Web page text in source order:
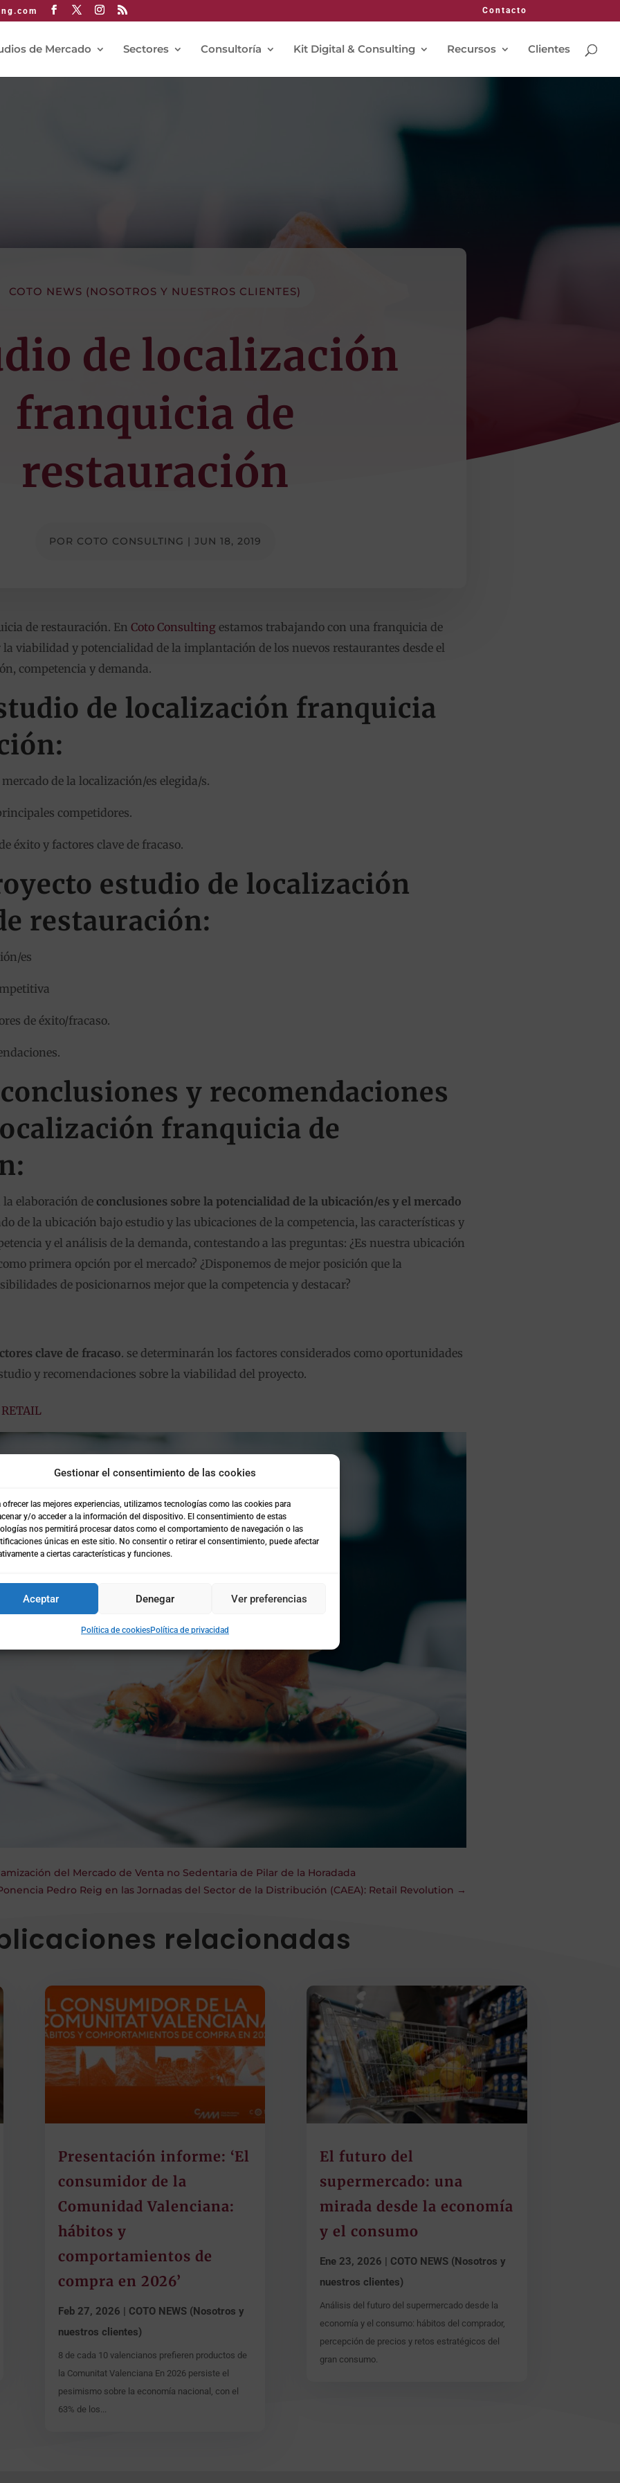
Gestionar el consentimiento de las cookies
ofrecer las mejores experiencias, utilizamos tecnologías como las cookies para
y/o acceder a la información del dispositivo. El consentimiento de estas
nos permitirá procesar datos como el comportamiento de navegación o las
únicas en este sitio. No consentir o retirar el consentimiento, puede afectar
a ciertas características y funciones.
Aceptar Denegar Ver preferencias
Política de cookiesPolítica de privacidad
Contacto
de Mercado Sectores Consultoría Kit Digital & Consulting Recursos Clientes
COTO NEWS (NOSOTROS Y NUESTROS CLIENTES)
de localización
franquicia de
restauración
POR COTO CONSULTING | JUN 18, 2019
de restauración. En Coto Consulting estamos trabajando con una franquicia de
viabilidad y potencialidad de la implantación de los nuevos restaurantes desde el
competencia y demanda.
de localización franquicia
de la localización/es elegida/s.
competidores.
éxito y factores clave de fracaso.
estudio de localización
restauración:
es
de éxito/fracaso.
y recomendaciones
franquicia de
elaboración de conclusiones sobre la potencialidad de la ubicación/es y el mercado
de la ubicación bajo estudio y las ubicaciones de la competencia, las características y
y el análisis de la demanda, contestando a las preguntas: ¿Es nuestra ubicación
primera opción por el mercado? ¿Disponemos de mejor posición que la
de posicionarnos mejor que la competencia y destacar?
clave de fracaso. se determinarán los factores considerados como oportunidades
y recomendaciones sobre la viabilidad del proyecto.
del Mercado de Venta no Sedentaria de Pilar de la Horadada
Pedro Reig en las Jornadas del Sector de la Distribución (CAEA): Retail Revolution →
relacionadas
Presentación informe: ‘El
consumidor de la
Comunidad Valenciana:
hábitos y
comportamientos de
compra en 2026’
Feb 27, 2026
COTO NEWS (Nosotros y
nuestros clientes)
8 de cada 10 valencianos prefieren productos de
la Comunitat Valenciana En 2026 persiste el
pesimismo sobre la economía nacional, con el
63% de los...
El futuro del
supermercado: una
mirada desde la economía
y el consumo
Ene 23, 2026
COTO NEWS (Nosotros y
nuestros clientes)
Análisis del futuro del supermercado desde la
economía y el consumo: hábitos del comprador,
percepción de precios y retos estratégicos del
gran consumo.